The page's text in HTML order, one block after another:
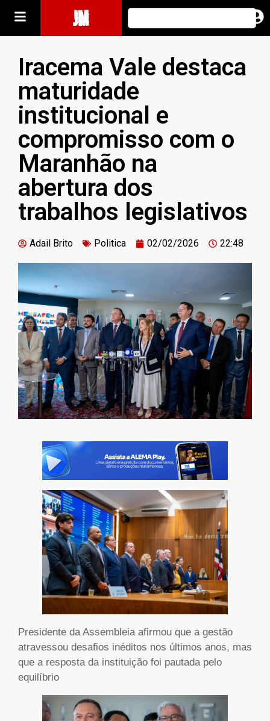
JM
Iracema Vale destaca
maturidade
institucional e
compromisso com o
Maranhão na
abertura dos
trabalhos legislativos
Adail Brito Politica 02/02/2026 22:48
Presidente da Assembleia afirmou que a gestão
atravessou desafios inéditos nos últimos anos, mas
que a resposta da instituição foi pautada pelo
equilíbrio